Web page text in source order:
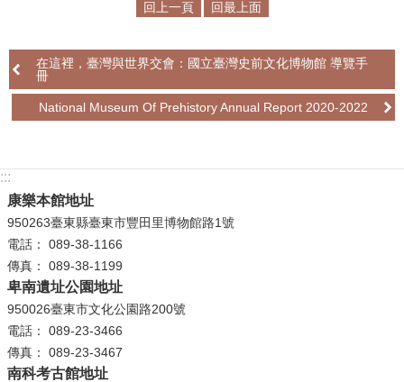
別
等
區
友
善
措
施
服
務
回上一頁 回最上面
在這裡，臺灣與世界交會：國立臺灣史前文化博物館 導覽手
冊
National Museum Of Prehistory Annual Report 2020-2022
:::
康樂本館地址
950263臺東縣臺東市豐田里博物館路1號
電話： 089-38-1166
傳真： 089-38-1199
卑南遺址公園地址
950026臺東市文化公園路200號
電話： 089-23-3466
傳真： 089-23-3467
南科考古館地址